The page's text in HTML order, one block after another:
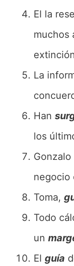
El la
muchos
La
Han
los
negocio
Toma,
Todo
un
El guía